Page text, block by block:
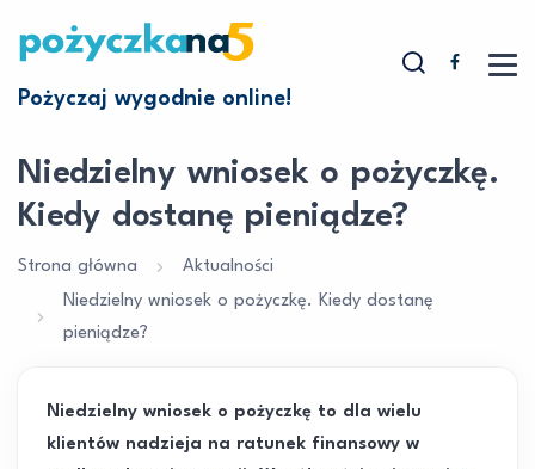
Pożyczaj wygodnie online!
Niedzielny wniosek o pożyczkę.
Kiedy dostanę pieniądze?
Strona główna
Aktualności
Niedzielny wniosek o pożyczkę. Kiedy dostanę
pieniądze?
Niedzielny wniosek o pożyczkę to dla wielu
klientów nadzieja na ratunek finansowy w